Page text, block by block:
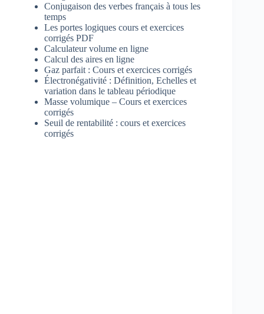
Conjugaison des verbes français à tous les
temps
Les portes logiques cours et exercices
corrigés PDF
Calculateur volume en ligne
Calcul des aires en ligne
Gaz parfait : Cours et exercices corrigés
Électronégativité : Définition, Echelles et
variation dans le tableau périodique
Masse volumique – Cours et exercices
corrigés
Seuil de rentabilité : cours et exercices
corrigés